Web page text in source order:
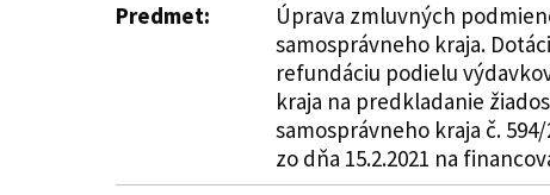
Predmet:
Úprava zmluvných
samosprávneho kraja.
refundáciu podielu
kraja na predkladanie
samosprávneho kraja č.
zo dňa 15.2.2021 na